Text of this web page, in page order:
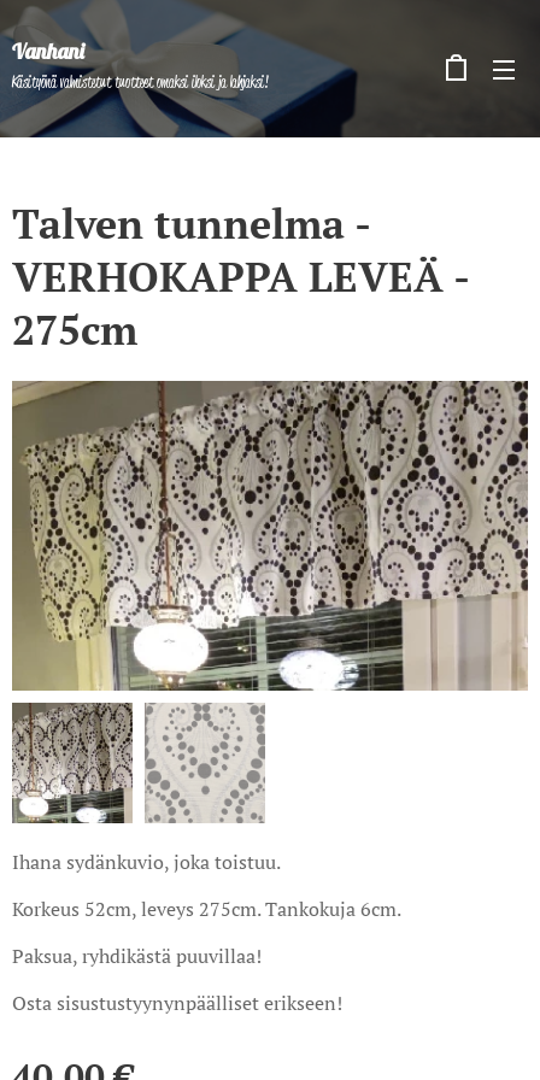
Vanhani
Käsityönä valmistetut tuotteet omaksi iloksi ja lahjaksi!
Talven tunnelma -
VERHOKAPPA LEVEÄ -
275cm
Ihana sydänkuvio, joka toistuu.
Korkeus 52cm, leveys 275cm. Tankokuja 6cm.
Paksua, ryhdikästä puuvillaa!
Osta sisustustyynynpäälliset erikseen!